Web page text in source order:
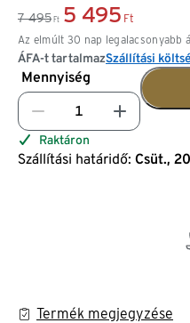
7 495 Ft 5 495 Ft
Az elmúlt 30 nap legalacsonyabb
ÁFA-t tartalmazSzállítási
Mennyiség
Raktáron
Szállítási határidő: Csüt.,
Termék megjegyzése